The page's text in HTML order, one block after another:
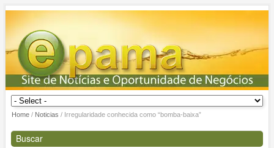
Home/ Noticias / Irregularidade conhecida como “bomba-baixa”
Buscar